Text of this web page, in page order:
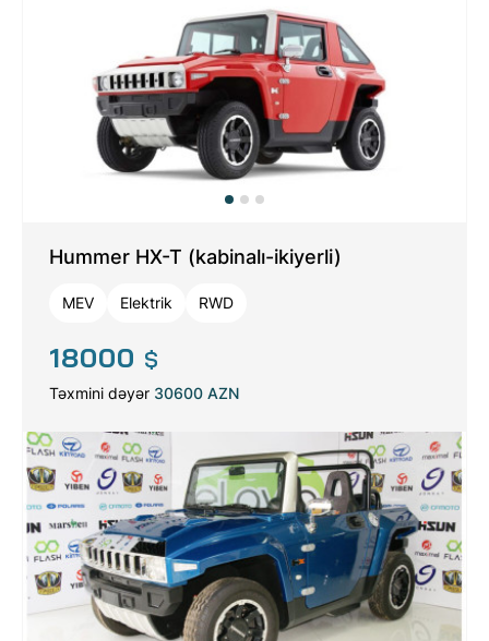
Hummer HX-T (kabinalı-ikiyerli)
MEV Elektrik RWD
18000 $
Təxmini dəyər 30600 AZN